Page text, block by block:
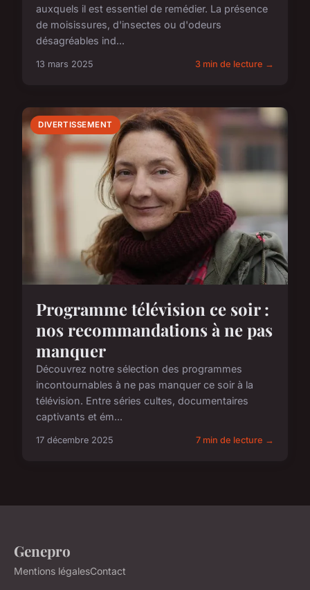
auxquels il est essentiel de remédier. La présence
de moisissures, d'insectes ou d'odeurs
désagréables ind...
13 mars 2025 3 min de lecture →
DIVERTISSEMENT
Programme télévision ce soir :
nos recommandations à ne pas
manquer
Découvrez notre sélection des programmes
incontournables à ne pas manquer ce soir à la
télévision. Entre séries cultes, documentaires
captivants et ém...
17 décembre 2025 7 min de lecture →
Genepro
Mentions légalesContact